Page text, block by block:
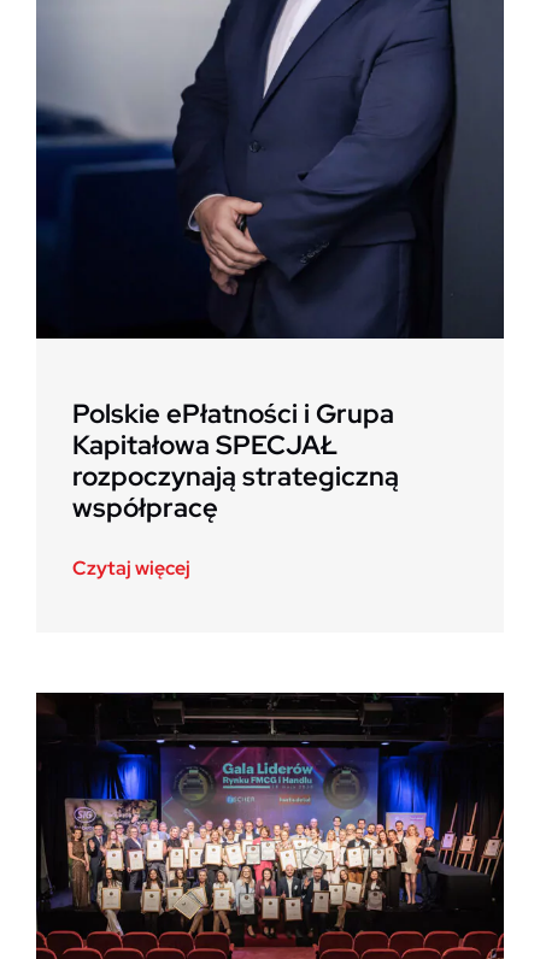
Polskie ePłatności i Grupa
Kapitałowa SPECJAŁ
rozpoczynają strategiczną
współpracę
Czytaj więcej